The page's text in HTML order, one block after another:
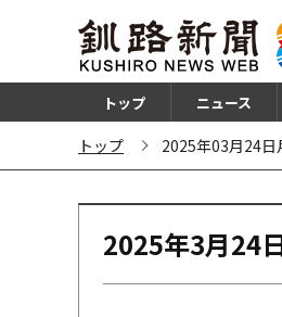
トップ ニュース
トップ 2025年03月24日
2025年3月24